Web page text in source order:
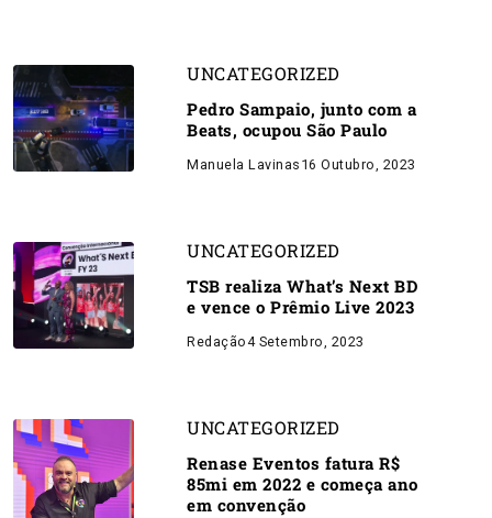
UNCATEGORIZED
Pedro Sampaio, junto com a
Beats, ocupou São Paulo
Manuela Lavinas 16 Outubro, 2023
UNCATEGORIZED
TSB realiza What’s Next BD
e vence o Prêmio Live 2023
Redação4 Setembro, 2023
UNCATEGORIZED
Renase Eventos fatura R$
85mi em 2022 e começa ano
em convenção